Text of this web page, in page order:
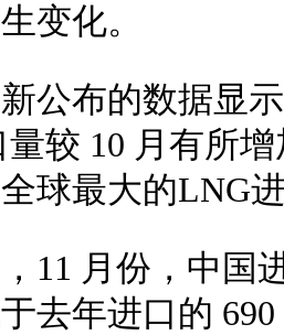
变化。
公布的数据显
较 10 月有所
球最大的LNG
11 月份，中国
去年进口的